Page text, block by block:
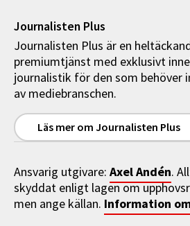
Journalisten Plus
Journalisten Plus är en
premiumtjänst med exklusivt
journalistik för den som behöver
av mediebranschen.
Läs mer om Journalisten Plus
Ansvarig utgivare: Axel Andén.
skyddat enligt lagen om
men ange källan. Information